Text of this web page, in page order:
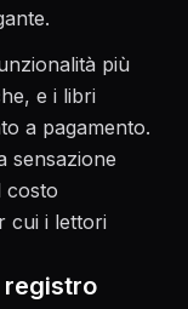
più
e i libri
a pagamento.
sensazione
costo
cui i lettori
registro